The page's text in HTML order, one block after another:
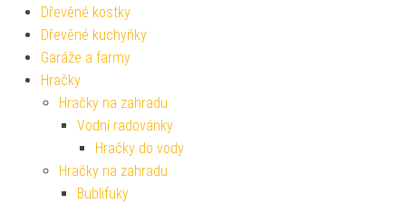
Dřevěné kostky
Dřevěné kuchyňky
Garáže a farmy
Hračky
Hračky na zahradu
Vodní radovánky
Hračky do vody
Hračky na zahradu
Bublifuky